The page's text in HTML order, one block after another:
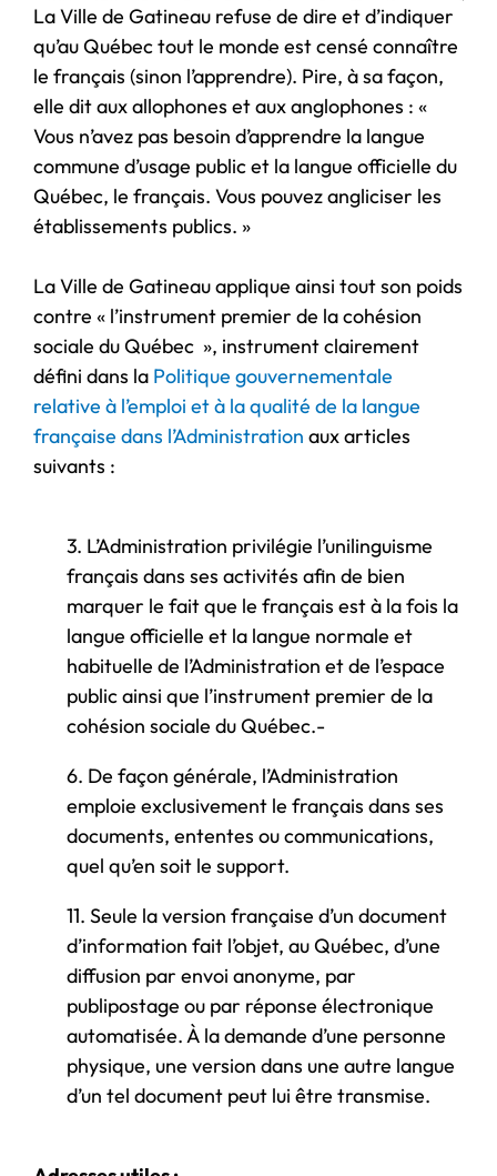
La Ville de Gatineau refuse de dire et d’indiquer
qu’au Québec tout le monde est censé connaître
le français (sinon l’apprendre). Pire, à sa façon,
elle dit aux allophones et aux anglophones : «
Vous n’avez pas besoin d’apprendre la langue
commune d’usage public et la langue officielle du
Québec, le français. Vous pouvez angliciser les
établissements publics. »
La Ville de Gatineau applique ainsi tout son poids
contre « l’instrument premier de la cohésion
sociale du Québec », instrument clairement
défini dans la Politique gouvernementale
relative à l’emploi et à la qualité de la langue
française dans l’Administration aux articles
suivants :
3. L’Administration privilégie l’unilinguisme
français dans ses activités afin de bien
marquer le fait que le français est à la fois la
langue officielle et la langue normale et
habituelle de l’Administration et de l’espace
public ainsi que l’instrument premier de la
cohésion sociale du Québec.-
6. De façon générale, l’Administration
emploie exclusivement le français dans ses
documents, ententes ou communications,
quel qu’en soit le support.
11. Seule la version française d’un document
d’information fait l’objet, au Québec, d’une
diffusion par envoi anonyme, par
publipostage ou par réponse électronique
automatisée. À la demande d’une personne
physique, une version dans une autre langue
d’un tel document peut lui être transmise.